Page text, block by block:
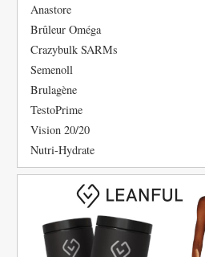
Anastore
Brûleur Oméga
Crazybulk SARMs
Semenoll
Brulagène
TestoPrime
Vision 20/20
Nutri-Hydrate